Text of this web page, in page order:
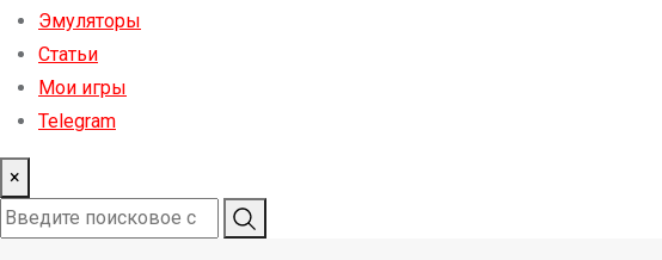
Эмуляторы
Статьи
Мои игры
Telegram
×